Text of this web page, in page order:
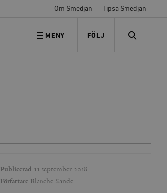
Om Smedjan Tipsa Smedjan
MENY FÖLJ
FÖLJ OSS SEARCH
Publicerad 11 september 2018
Författare Blanche Sande